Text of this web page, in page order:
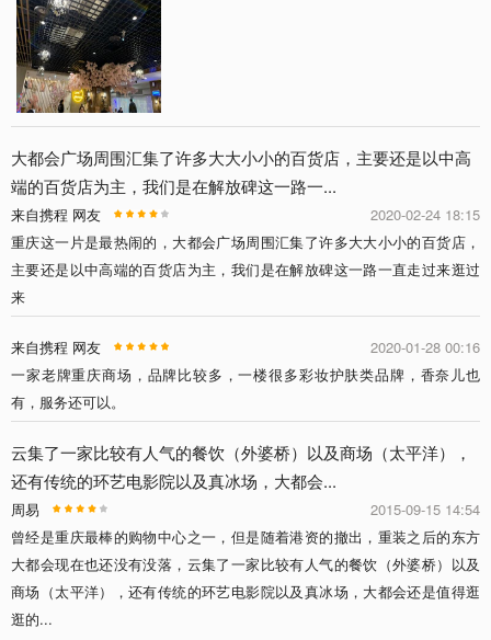
大都会广场周围汇集了许多大大小小的百货店，主要还是以中高
端的百货店为主，我们是在解放碑这一路一...
2020-02-24 18:15
来自携程 网友
重庆这一片是最热闹的，大都会广场周围汇集了许多大大小小的百货店，
主要还是以中高端的百货店为主，我们是在解放碑这一路一直走过来逛过
来
2020-01-28 00:16
来自携程 网友
一家老牌重庆商场，品牌比较多，一楼很多彩妆护肤类品牌，香奈儿也
有，服务还可以。
云集了一家比较有人气的餐饮（外婆桥）以及商场（太平洋），
还有传统的环艺电影院以及真冰场，大都会...
2015-09-15 14:54
周易
曾经是重庆最棒的购物中心之一，但是随着港资的撤出，重装之后的东方
大都会现在也还没有没落，云集了一家比较有人气的餐饮（外婆桥）以及
商场（太平洋），还有传统的环艺电影院以及真冰场，大都会还是值得逛
逛的...